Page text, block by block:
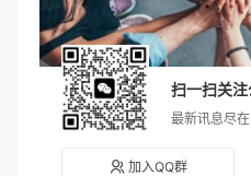
扫一扫关
最新讯息尽
加入QQ群